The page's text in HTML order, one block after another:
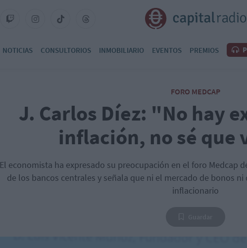
NOTICIAS CONSULTORIOS INMOBILIARIO EVENTOS PREMIOS
FORO MEDCAP
J. Carlos Díez: "No hay
inflación, no sé que
El economista ha expresado su preocupación en el foro Medcap
de los bancos centrales y señala que ni el mercado de bonos
inflacionario